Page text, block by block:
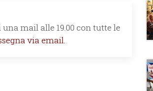
mail alle 19.00 con tutte le
via email.